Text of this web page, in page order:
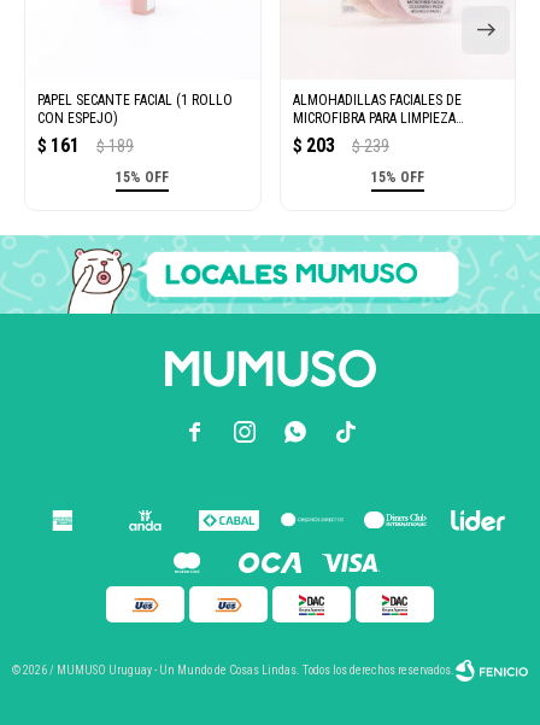
PAPEL SECANTE FACIAL (1 ROLLO
CON ESPEJO)
$ 161 $ 189
15% OFF
ALMOHADILLAS FACIALES DE
MICROFIBRA PARA LIMPIEZA
(REDONDAS/2 UNIDADES)
$ 203 $ 239
15% OFF
  
© 2026 / MUMUSO Uruguay - Un Mundo de Cosas Lindas. Todos los derechos reservados.